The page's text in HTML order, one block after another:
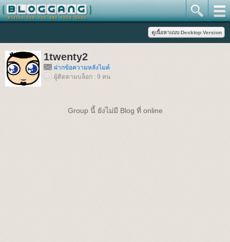
1twenty2
ฝากข้อความหลังไมค์
ผู้ติดตามบล็อก : 9 คน
Group นี้ ยังไม่มี Blog ที่ online